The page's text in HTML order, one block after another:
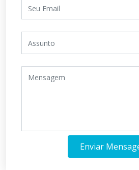
Enviar